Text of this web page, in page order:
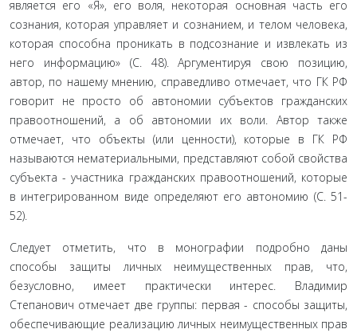
является его «Я», его воля, некоторая основная часть его
сознания, которая управляет и со­знанием, и телом человека,
которая способна прони­кать в подсознание и извлекать из
него информацию» (С. 48). Аргументируя свою позицию,
автор, по наше­му мнению, справедливо отмечает, что ГК РФ
гово­рит не просто об автономии субъектов гражданских
правоотношений, а об автономии их воли. Автор так­же
отмечает, что объекты (или ценности), которые в ГК РФ
называются нематериальными, представляют собой свойства
субъекта - участника гражданских правоотношений, которые
в интегрированном виде определяют его автономию (С. 51-
52).
Следует отметить, что в монографии подроб­но даны
способы защиты личных неимущественных прав, что,
безусловно, имеет практически интерес. Владимир
Степанович отмечает две группы: первая - способы защиты,
обеспечивающие реализацию лич­ных неимущественных прав